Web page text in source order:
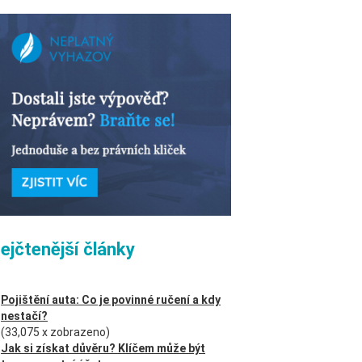
články
Pojištění auta: Co je povinné ručení a kdy
nestačí?
(33,075 x zobrazeno)
Jak si získat důvěru? Klíčem může být